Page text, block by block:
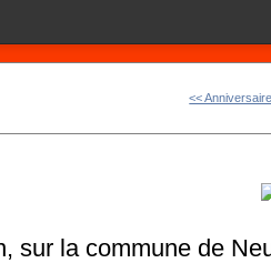
<<
sur la commune de